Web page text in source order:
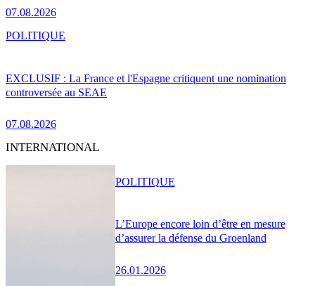
07.08.2026
EXCLUSIF : La France et l'Espagne critiquent une nomination
controversée au SEAE
07.08.2026
POLITIQUE
INTERNATIONAL
L’Europe encore loin d’être en mesure
d’assurer la défense du Groenland
26.01.2026
POLITIQUE